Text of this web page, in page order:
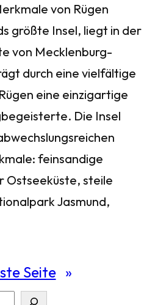
von Rügen
größte Insel, liegt in der
von Mecklenburg-
durch eine vielfältige
eine einzigartige
Die Insel
feinsandige
Ostseeküste, steile
Jasmund,
Seite »